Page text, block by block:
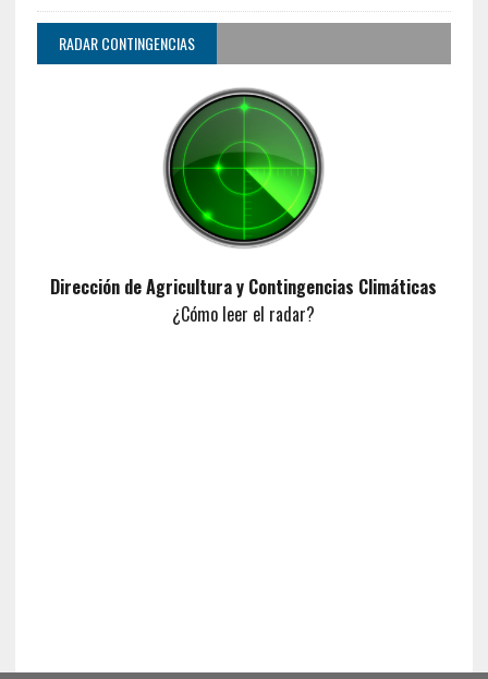
RADAR CONTINGENCIAS
Dirección de Agricultura y Contingencias Climáticas
¿Cómo leer el radar?